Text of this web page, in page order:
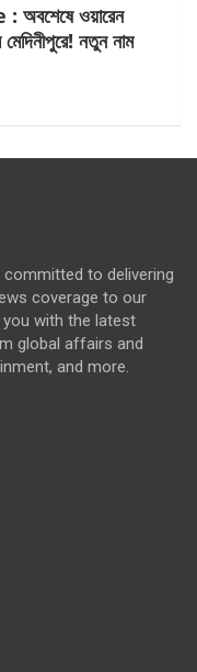
ওয়ারেন
নতুন নাম
to delivering
coverage to our
you with the latest
global affairs and
and more.